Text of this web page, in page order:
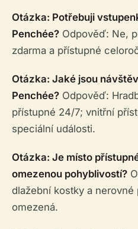
Otázka: Potřebuji
Penchée? Odpověď: Ne,
zdarma a přístupné
Otázka: Jaké jsou
Penchée? Odpověď:
přístupné 24/7; vnitřní
speciální události.
Otázka: Je místo
omezenou pohyblivostí?
dlažební kostky a
omezená.